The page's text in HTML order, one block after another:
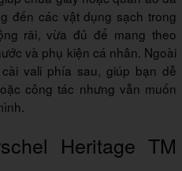
đến các vật dụng sạch trong
rãi, vừa đủ để mang theo
và phụ kiện cá nhân. Ngoài
vali phía sau, giúp bạn dễ
công tác nhưng vẫn muốn
Heritage TM